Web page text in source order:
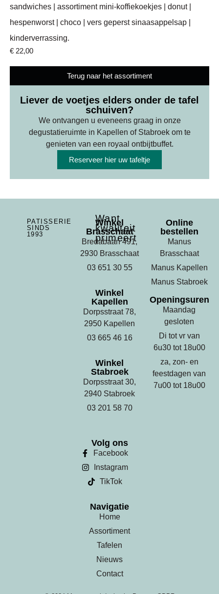
sandwiches | assortiment mini-koffiekoekjes | donut |
hespenworst | choco | vers geperst sinaasappelsap |
kinderverrassing.
€ 22,00
Terug naar het assortiment
Liever de voetjes elders onder de tafel
schuiven?
We ontvangen u eveneens graag in onze
degustatieruimte in Kapellen of Stabroek om te
genieten van een royaal ontbijtbuffet.
Reserveer hier uw tafeltje
PATISSERIE
SINDS
1993
Want
kwaliteit
primeert
Winkel
Brasschaat
Bredabaan 491,
2930 Brasschaat
03 651 30 55
Winkel
Kapellen
Dorpsstraat 78,
2950 Kapellen
03 665 46 16
Winkel
Stabroek
Dorpsstraat 30,
2940 Stabroek
03 201 58 70
Online
bestellen
Manus
Brasschaat
Manus Kapellen
Manus Stabroek
Openingsuren
Maandag
gesloten
Di tot vr van
6u30 tot 18u00
za, zon- en
feestdagen van
7u00 tot 18u00
Volg ons
Facebook
Instagram
TikTok
Navigatie
Home
Assortiment
Tafelen
Nieuws
Contact